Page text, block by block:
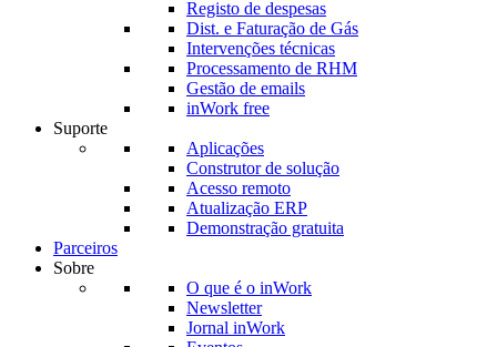
Registo de despesas
Dist. e Faturação de Gás
Intervenções técnicas
Processamento de RHM
Gestão de emails
inWork free
Suporte
Aplicações
Construtor de solução
Acesso remoto
Atualização ERP
Demonstração gratuita
Parceiros
Sobre
O que é o inWork
Newsletter
Jornal inWork